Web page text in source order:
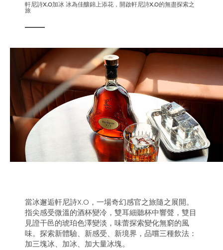
軒尼詩X.O加冰 冰為佳釀錦上添花，開啟軒尼詩X.O的無盡探索之
旅
當冰邂逅軒尼詩X.O，一場奇幻感官之旅隨之展開。
指尖感受微溫的酒杯變冷，雙耳細聽杯中響聲，雙目
見證干邑的琥珀色澤變淡，味蕾探索變化無窮的風
味。探索新體驗、新感受、新境界，品嚐三種飲法：
加三塊冰、加冰、加大量冰塊。